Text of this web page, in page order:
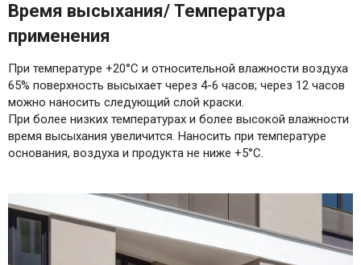
Время высыхания/ Температура
применения
При температуре +20°C и относительной влажности воздуха
65% поверхность высыхает через 4-6 часов; через 12 часов
можно наносить следующий слой краски.
При более низких температурах и более высокой влажности
время высыхания увеличится. Наносить при температуре
основания, воздуха и продукта не ниже +5°C.